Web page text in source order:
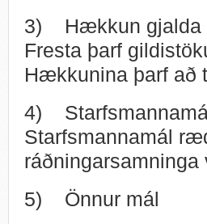
3) Hækkun gjalda
Fresta þarf
Hækkunina þarf að
4)
Starfsmannamál
5) Önnur mál